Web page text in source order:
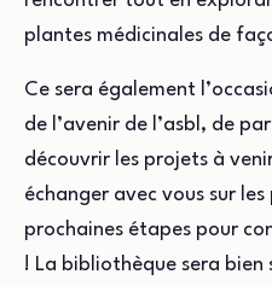
plantes médicinales de
Ce sera également
de l’avenir de l’asbl, de
découvrir les projets à
échanger avec vous sur
prochaines étapes pour
! La bibliothèque sera bien